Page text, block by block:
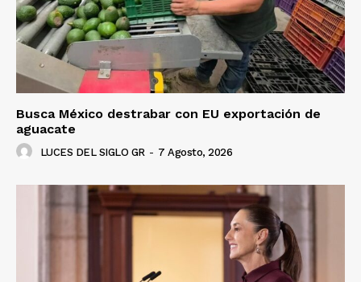
Busca México destrabar con EU exportación de
aguacate
LUCES DEL SIGLO GR - 7 Agosto, 2026